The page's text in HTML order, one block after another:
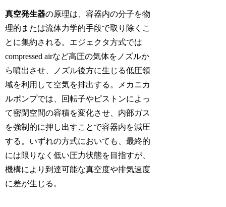
真空発生器の原理は、容器内の分子を物
理的または流体力学的手段で取り除くこ
とに集約される。エジェクタ方式では
compressed airなど高圧の気体をノズルか
ら噴出させ、ノズル後方に生じる低圧領
域を利用して空気を排出する。メカニカ
ルポンプでは、回転子やピストンによっ
て密閉空間の容積を変化させ、内部ガス
を強制的に押し出すことで容器内を減圧
する。いずれの方式においても、最終的
には限りなく低い圧力状態を目指すが、
機構により到達可能な真空度や排気速度
に差が生じる。